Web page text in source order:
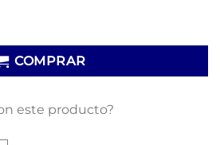
COMPRAR
este producto?